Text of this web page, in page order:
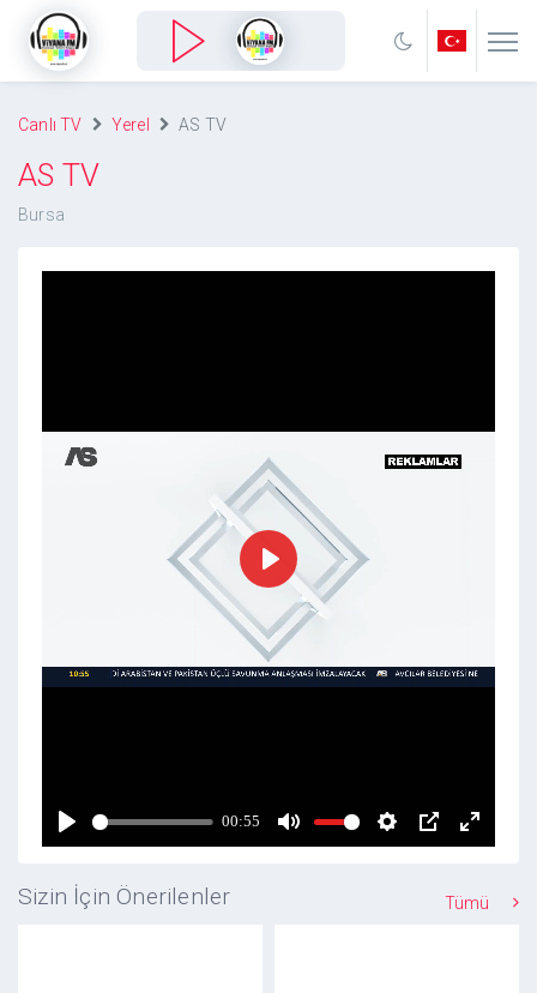
Canlı TV Yerel AS TV
AS TV
Bursa
Sizin İçin Önerilenler Tümü